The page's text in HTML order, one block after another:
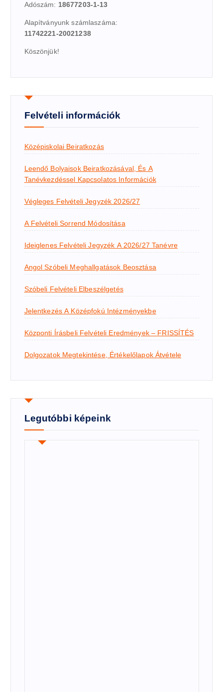
Adószám: 18677203-1-13
Alapítványunk számlaszáma:
11742221-20021238
Köszönjük!
Felvételi információk
Középiskolai Beiratkozás
Leendő Bolyaisok Beiratkozásával, És A
Tanévkezdéssel Kapcsolatos Információk
Végleges Felvételi Jegyzék 2026/27
A Felvételi Sorrend Módosítása
Ideiglenes Felvételi Jegyzék A 2026/27 Tanévre
Angol Szóbeli Meghallgatások Beosztása
Szóbeli Felvételi Elbeszélgetés
Jelentkezés A Középfokú Intézményekbe
Központi Írásbeli Felvételi Eredmények – FRISSÍTÉS
Dolgozatok Megtekintése, Értékelőlapok Átvétele
Legutóbbi képeink